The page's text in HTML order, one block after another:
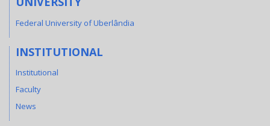
Federal University of Uberlândia
INSTITUTIONAL
Institutional
Faculty
News